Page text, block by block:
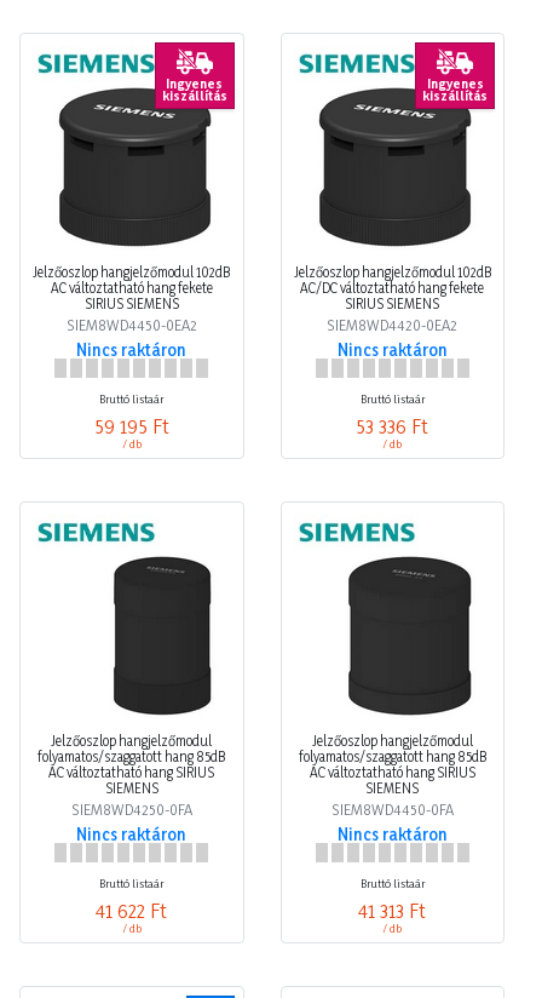
Ingyenes
kiszállítás
Jelzőoszlop hangjelzőmodul 102dB
AC változtatható hang fekete
SIRIUS SIEMENS
SIEM8WD4450-0EA2
Nincs raktáron
Bruttó listaár
59 195 Ft
/ db
Ingyenes
kiszállítás
Jelzőoszlop hangjelzőmodul 102dB
AC/DC változtatható hang fekete
SIRIUS SIEMENS
SIEM8WD4420-0EA2
Nincs raktáron
Bruttó listaár
53 336 Ft
/ db
Jelzőoszlop hangjelzőmodul
folyamatos/szaggatott hang 85dB
AC változtatható hang SIRIUS
SIEMENS
SIEM8WD4250-0FA
Nincs raktáron
Bruttó listaár
41 622 Ft
/ db
Jelzőoszlop hangjelzőmodul
folyamatos/szaggatott hang 85dB
AC változtatható hang SIRIUS
SIEMENS
SIEM8WD4450-0FA
Nincs raktáron
Bruttó listaár
41 313 Ft
/ db